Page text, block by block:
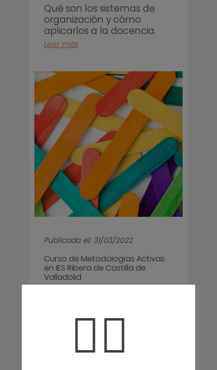
Qué son los sistemas de
organización y cómo
aplicarlos a la docencia.
Leer más
Publicada el: 31/03/2022
Curso de Metodologías Activas
en IES Ribera de Castilla de
Valladolid
Leer más🤦‍♀️